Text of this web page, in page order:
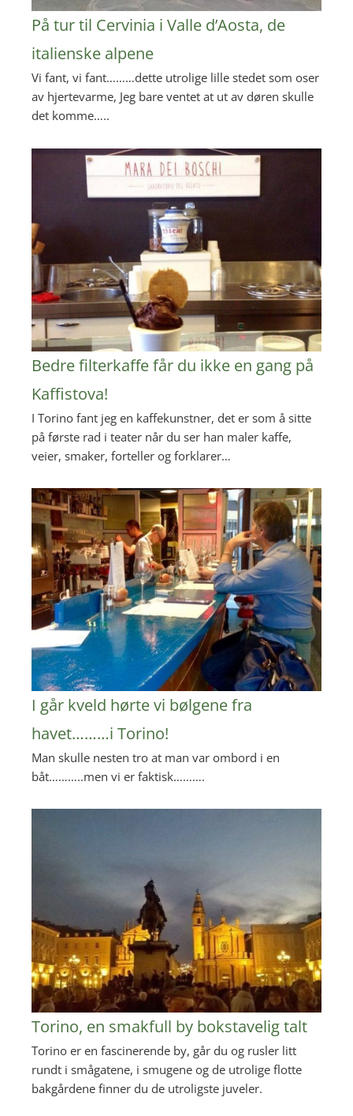
På tur til Cervinia i Valle d’Aosta, de
italienske alpene
Vi fant, vi fant………dette utrolige lille stedet som oser
av hjertevarme, Jeg bare ventet at ut av døren skulle
det komme…..
Bedre filterkaffe får du ikke en gang på
Kaffistova!
I Torino fant jeg en kaffekunstner, det er som å sitte
på første rad i teater når du ser han maler kaffe,
veier, smaker, forteller og forklarer…
I går kveld hørte vi bølgene fra
havet………i Torino!
Man skulle nesten tro at man var ombord i en
båt………..men vi er faktisk……….
Torino, en smakfull by bokstavelig talt
Torino er en fascinerende by, går du og rusler litt
rundt i smågatene, i smugene og de utrolige flotte
bakgårdene finner du de utroligste juveler.